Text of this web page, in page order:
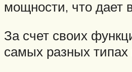
мощности, что дает
За счет своих
самых разных типах